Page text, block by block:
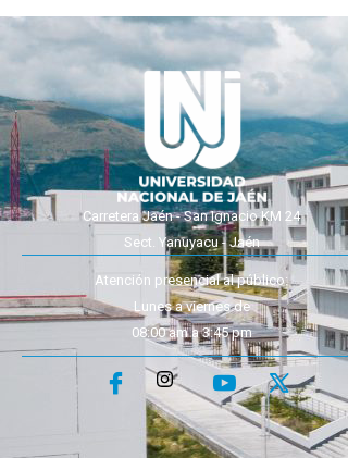
Carretera Jaén - San Ignacio KM 24
Sect. Yanuyacu - Jaén
Atención presencial al público:
Lunes a viernes de
08:00 am a 3:45 pm